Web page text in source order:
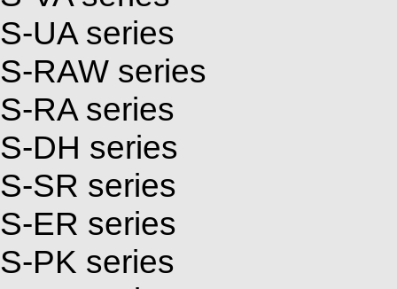
S-UA series
S-RAW series
S-RA series
S-DH series
S-SR series
S-ER series
S-PK series